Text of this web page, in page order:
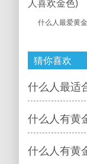
什么人最爱黄
猜你喜欢
什么人最适
什么人有黄
什么人有黄